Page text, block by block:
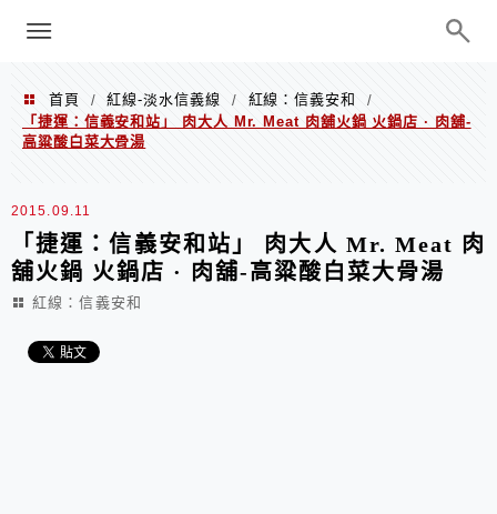
巧、世界走透透
menu
首頁 / 紅線-淡水信義線 / 紅線：信義安和
/
「捷運：信義安和站」 肉大人 Mr. Meat 肉舖火鍋 火鍋店 · 肉舖-
高粱酸白菜大骨湯
2015.09.11
「捷運：信義安和站」 肉大人 Mr. Meat 肉
舖火鍋 火鍋店 · 肉舖-高粱酸白菜大骨湯
紅線：信義安和